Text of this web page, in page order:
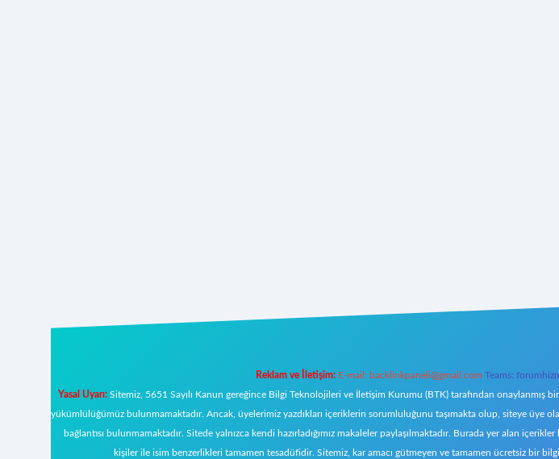
Reklam ve İletişim: E-mail: backlinkpaneli@gmail.com Teams:
Yasal Uyarı:Sitemiz, 5651 Sayılı Kanun gereğince Bilgi Teknolojileri ve İletişim Kurumu (BTK) tarafından onaylanmış
yükümlülüğümüz bulunmamaktadır. Ancak, üyelerimiz yazdıkları içeriklerin sorumluluğunu taşımakta olup, siteye üye
bağlantısı bulunmamaktadır. Sitede yalnızca kendi hazırladığımız makaleler paylaşılmaktadır. Burada yer alan
kişiler ile isim benzerlikleri tamamen tesadüfidir. Sitemiz, kar amacı gütmeyen ve tamamen ücretsiz bir